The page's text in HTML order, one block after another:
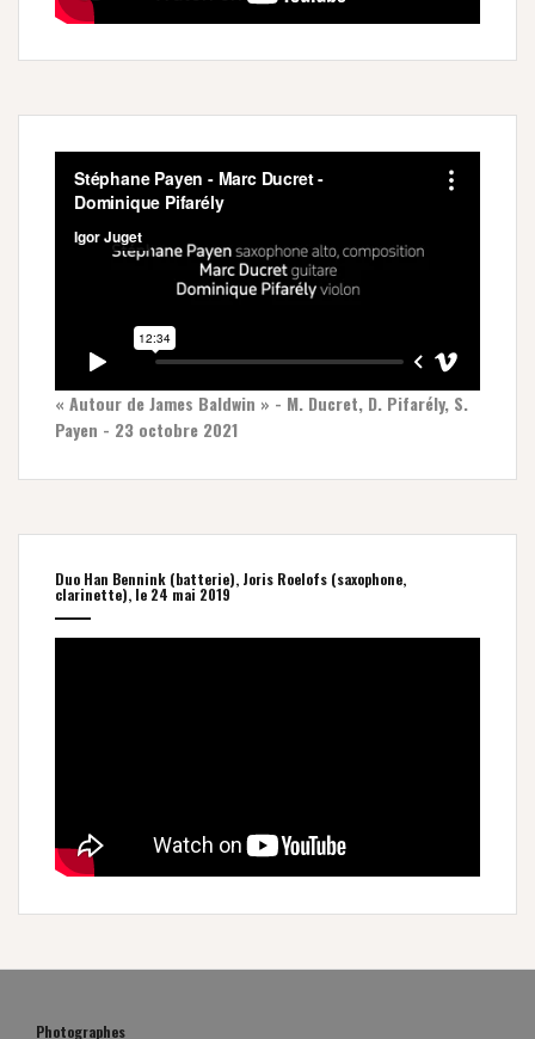
« Autour de James Baldwin » - M. Ducret, D. Pifarély, S.
Payen - 23 octobre 2021
Duo Han Bennink (batterie), Joris Roelofs (saxophone,
clarinette), le 24 mai 2019
Photographes